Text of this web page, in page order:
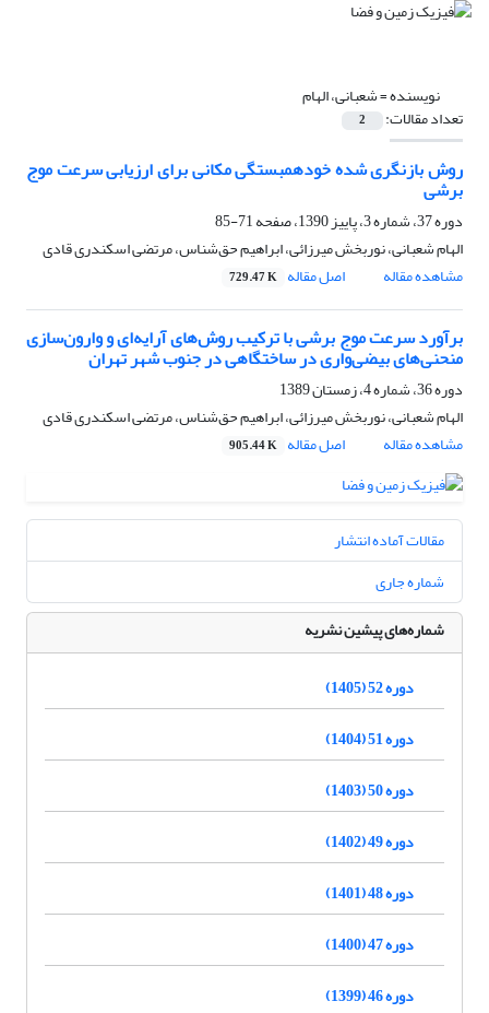
نویسنده =شعبانی، الهام
تعداد مقالات: 2
روش بازنگری شده خودهمبستگی مکانی برای ارزیابی سرعت موج
برشی
دوره 37، شماره 3، پاییز 1390، صفحه
71-85
الهام شعبانی، نوربخش میرزائی، ابراهیم حق‌شناس، مرتضی اسکندری قادی
مشاهده مقاله
اصل مقاله 729.47 K
برآورد سرعت موج برشی با ترکیب روش‌های آرایه‌ای و وارون‌سازی
منحنی‌های بیضی‌واری در ساختگاهی در جنوب شهر تهران
دوره 36، شماره 4، زمستان 1389
الهام شعبانی، نوربخش میرزائی، ابراهیم حق‌شناس، مرتضی اسکندری قادی
مشاهده مقاله
اصل مقاله 905.44 K
مقالات آماده انتشار
شماره جاری
شماره‌های پیشین نشریه
دوره 52 (1405)
دوره 51 (1404)
دوره 50 (1403)
دوره 49 (1402)
دوره 48 (1401)
دوره 47 (1400)
دوره 46 (1399)